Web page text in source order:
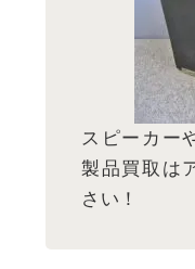
スピーカー
製品買取は
さい！